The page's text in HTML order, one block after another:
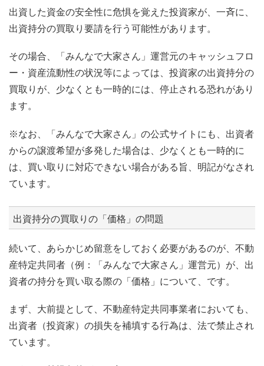
出資した資金の安全性に危惧を覚えた投資家が、一斉に、
出資持分の買取り要請を行う可能性があります。
その場合、「みんなで大家さん」運営元のキャッシュフロ
ー・資産流動性の状況等によっては、投資家の出資持分の
買取りが、少なくとも一時的には、停止される恐れがあり
ます。
※なお、「みんなで大家さん」の公式サイトにも、出資者
からの譲渡希望が多発した場合は、少なくとも一時的に
は、買い取りに対応できない場合がある旨、明記がなされ
ています。
出資持分の買取りの「価格」の問題
続いて、あらかじめ留意をしておく必要があるのが、不動
産特定共同者（例：「みんなで大家さん」運営元）が、出
資者の持分を買い取る際の「価格」について、です。
まず、大前提として、不動産特定共同事業者においても、
出資者（投資家）の損失を補填する行為は、法で禁止され
ています。